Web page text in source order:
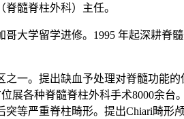
髓脊柱外科）主任。
大学留学进修。 1995 年起深耕脊
一。提出缺血予处理对脊髓功能
展各种脊髓脊柱外科手术8000余
等严重脊柱畸形。提出Chiari畸